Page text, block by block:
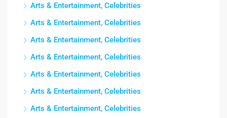
Arts & Entertainment, Celebrities
Arts & Entertainment, Celebrities
Arts & Entertainment, Celebrities
Arts & Entertainment, Celebrities
Arts & Entertainment, Celebrities
Arts & Entertainment, Celebrities
Arts & Entertainment, Celebrities